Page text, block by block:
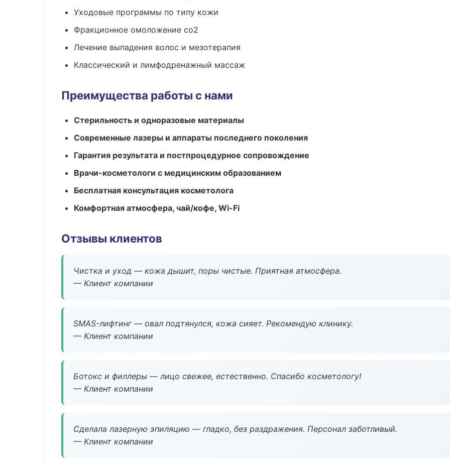
Уходовые программы по типу кожи
Фракционное омоложение co2
Лечение выпадения волос и мезотерапия
Классический и лимфодренажный массаж
Преимущества работы с нами
Стерильность и одноразовые материалы
Современные лазеры и аппараты последнего поколения
Гарантия результата и постпроцедурное сопровождение
Врачи-косметологи с медицинским образованием
Бесплатная консультация косметолога
Комфортная атмосфера, чай/кофе, Wi-Fi
Отзывы клиентов
Чистка и уход — кожа дышит, поры чистые. Приятная атмосфера.
— Клиент компании
SMAS-лифтинг — овал подтянулся, кожа сияет. Рекомендую клинику.
— Клиент компании
Ботокс и филлеры — лицо свежее, естественно. Спасибо косметологу!
— Клиент компании
Сделала лазерную эпиляцию — гладко, без раздражения. Персонал заботливый.
— Клиент компании